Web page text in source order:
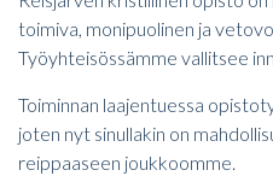
toimiva, monipuolinen ja
Työyhteisössämme vallitsee
Toiminnan laajentuessa
joten nyt sinullakin on
reippaaseen joukkoomme.